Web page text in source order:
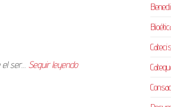
ser… Seguir leyendo